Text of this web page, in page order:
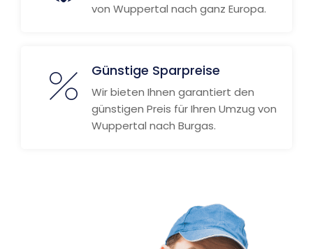
von Wuppertal nach ganz Europa.
Günstige Sparpreise
Wir bieten Ihnen garantiert den
günstigen Preis für Ihren Umzug von
Wuppertal nach Burgas.